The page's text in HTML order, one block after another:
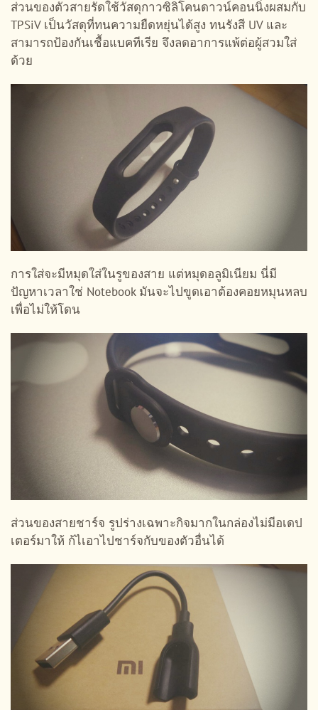
ส่วนของตัวสายรัดใช้วัสดุกาวซิลิโคนดาวน์คอนนิ่งผสมกับ
TPSiV เป็นวัสดุที่ทนความยืดหยุ่นได้สูง ทนรังสี UV และ
สามารถป้องกันเชื้อแบคทีเรีย จึงลดอาการแพ้ต่อผู้สวมใส่
ด้วย
การใส่จะมีหมุดใส่ในรูของสาย แต่หมุดอลูมิเนียม นี่มี
ปัญหาเวลาใช่ Notebook มันจะไปขูดเอาต้องคอยหมุนหลบ
เพื่อไม่ให้โดน
ส่วนของสายชาร์จ รูปร่างเฉพาะกิจมากในกล่องไม่มีอเดป
เตอร์มาให้ ก้ไเอาไปชาร์จกับของตัวอื่นได้